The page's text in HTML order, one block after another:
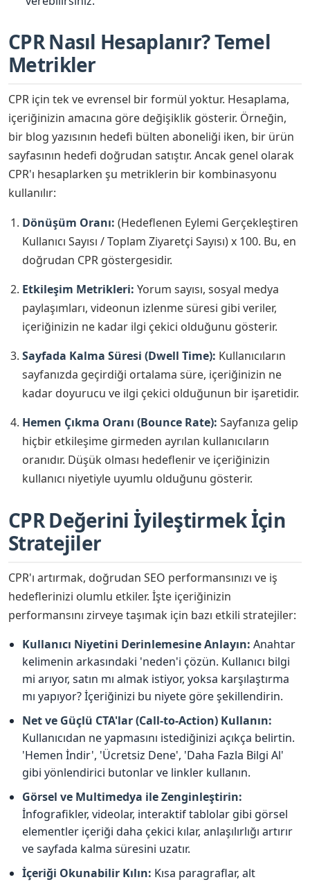
CPR Nasıl Hesaplanır? Temel
Metrikler
CPR için tek ve evrensel bir formül yoktur. Hesaplama,
içeriğinizin amacına göre değişiklik gösterir. Örneğin,
bir blog yazısının hedefi bülten aboneliği iken, bir ürün
sayfasının hedefi doğrudan satıştır. Ancak genel olarak
CPR'ı hesaplarken şu metriklerin bir kombinasyonu
kullanılır:
Dönüşüm Oranı: (Hedeflenen Eylemi Gerçekleştiren
Kullanıcı Sayısı / Toplam Ziyaretçi Sayısı) x 100. Bu, en
doğrudan CPR göstergesidir.
Etkileşim Metrikleri: Yorum sayısı, sosyal medya
paylaşımları, videonun izlenme süresi gibi veriler,
içeriğinizin ne kadar ilgi çekici olduğunu gösterir.
Sayfada Kalma Süresi (Dwell Time): Kullanıcıların
sayfanızda geçirdiği ortalama süre, içeriğinizin ne
kadar doyurucu ve ilgi çekici olduğunun bir işaretidir.
Hemen Çıkma Oranı (Bounce Rate): Sayfanıza gelip
hiçbir etkileşime girmeden ayrılan kullanıcıların
oranıdır. Düşük olması hedeflenir ve içeriğinizin
kullanıcı niyetiyle uyumlu olduğunu gösterir.
CPR Değerini İyileştirmek İçin
Stratejiler
CPR'ı artırmak, doğrudan SEO performansınızı ve iş
hedeflerinizi olumlu etkiler. İşte içeriğinizin
performansını zirveye taşımak için bazı etkili stratejiler:
Kullanıcı Niyetini Derinlemesine Anlayın: Anahtar
kelimenin arkasındaki 'neden'i çözün. Kullanıcı bilgi
mi arıyor, satın mı almak istiyor, yoksa karşılaştırma
mı yapıyor? İçeriğinizi bu niyete göre şekillendirin.
Net ve Güçlü CTA'lar (Call-to-Action) Kullanın:
Kullanıcıdan ne yapmasını istediğinizi açıkça belirtin.
'Hemen İndir', 'Ücretsiz Dene', 'Daha Fazla Bilgi Al'
gibi yönlendirici butonlar ve linkler kullanın.
Görsel ve Multimedya ile Zenginleştirin:
İnfografikler, videolar, interaktif tablolar gibi görsel
elementler içeriği daha çekici kılar, anlaşılırlığı artırır
ve sayfada kalma süresini uzatır.
İçeriği Okunabilir Kılın: Kısa paragraflar, alt